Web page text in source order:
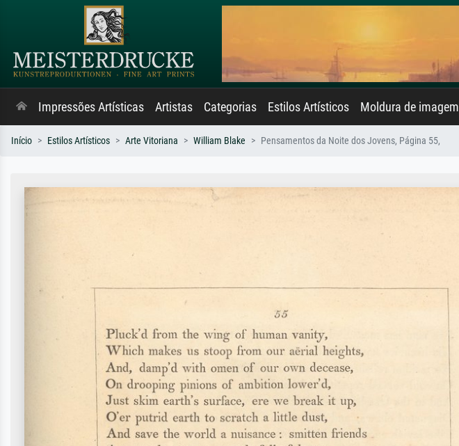
Impressões Artísticas Artistas Categorias Estilos Artísticos Moldura de imagem
Início Estilos Artísticos Arte Vitoriana William Blake Pensamentos da Noite dos Jovens, Página 55,